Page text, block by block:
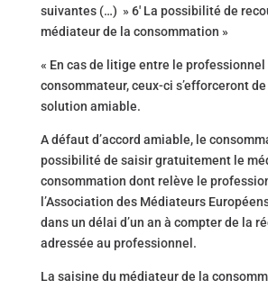
suivantes (…) » 6′ La possibilité de
médiateur de la consommation »
« En cas de litige entre le professionnel
consommateur, ceux-ci s’efforceront
solution amiable.
A défaut d’accord amiable, le
possibilité de saisir gratuitement le
consommation dont relève le
l’Association des Médiateurs
dans un délai d’un an à compter de la
adressée au professionnel.
La saisine du médiateur de la